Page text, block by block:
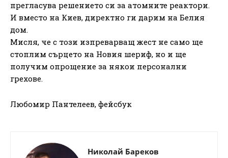
прегласува решението си за атомните реактори.
И вместо на Киев, директно ги дарим на Белия
дом.
Мисля, че с този изпреварващ жест не само ще
стоплим сърцето на Новия шериф, но и ще
получим опрощение за някои персонални
грехове.
Любомир Пантелеев, фейсбук
Николай Бареков